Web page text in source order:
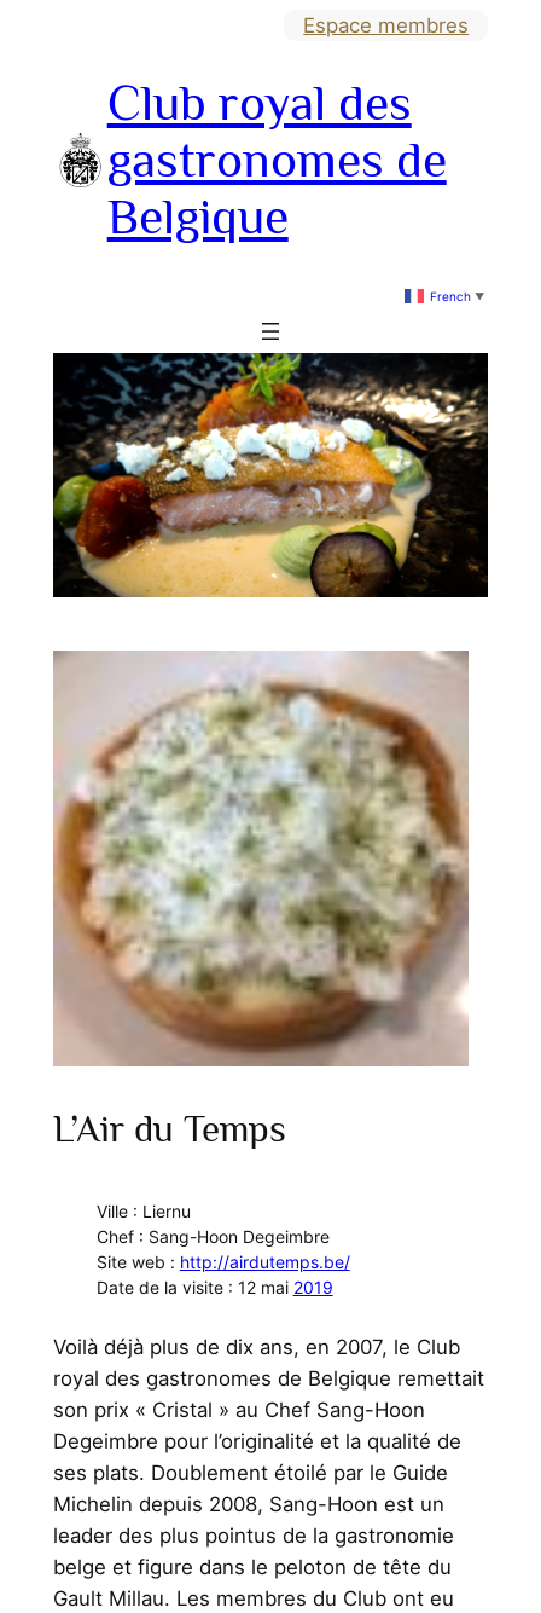
Espace membres
Club royal des
gastronomes de
Belgique
French ▼
L’Air du Temps
Ville : Liernu
Chef : Sang-Hoon Degeimbre
Site web : http://airdutemps.be/
Date de la visite : 12 mai 2019
Voilà déjà plus de dix ans, en 2007, le Club
royal des gastronomes de Belgique remettait
son prix « Cristal » au Chef Sang-Hoon
Degeimbre pour l’originalité et la qualité de
ses plats. Doublement étoilé par le Guide
Michelin depuis 2008, Sang-Hoon est un
leader des plus pointus de la gastronomie
belge et figure dans le peloton de tête du
Gault Millau. Les membres du Club ont eu